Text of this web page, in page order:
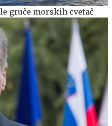
gruče morskih cvetač